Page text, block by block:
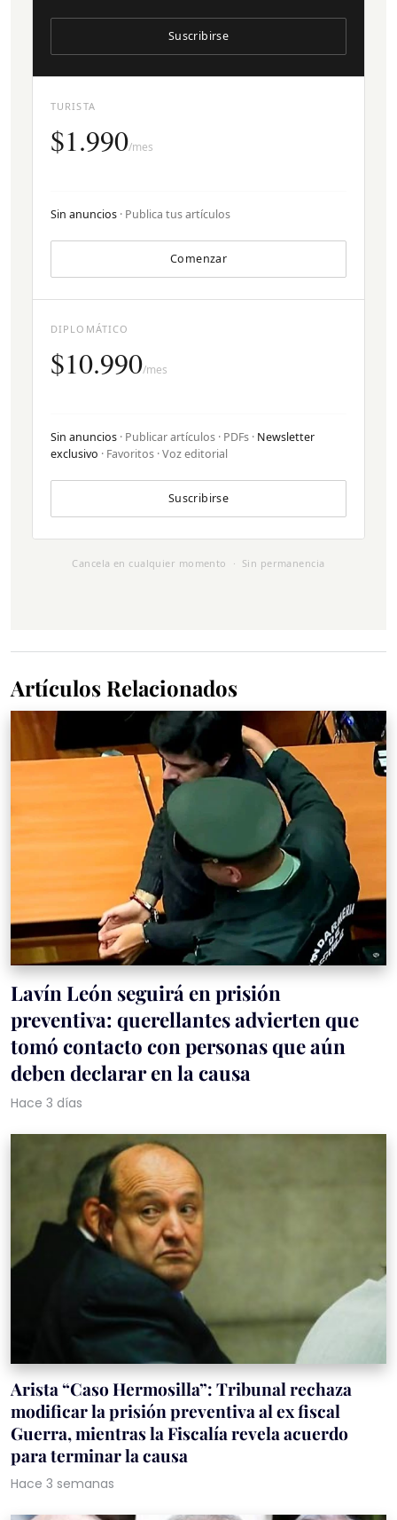
TURISTA
$1.990/mes
Sin anuncios · Publica tus artículos
Comenzar
Suscribirse
DIPLOMÁTICO
$10.990/mes
Sin anuncios · Publicar artículos · PDFs · Newsletter
exclusivo · Favoritos · Voz editorial
Suscribirse
Cancela en cualquier momento · Sin permanencia
Artículos Relacionados
Lavín León seguirá en prisión
preventiva: querellantes advierten que
tomó contacto con personas que aún
deben declarar en la causa
Hace 3 días
Arista “Caso Hermosilla”: Tribunal rechaza
modificar la prisión preventiva al ex fiscal
Guerra, mientras la Fiscalía revela acuerdo
para terminar la causa
Hace 3 semanas